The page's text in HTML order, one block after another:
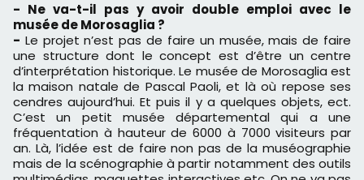
- Ne va-t-il pas y avoir double emploi avec le
musée de Morosaglia ?
- Le projet n’est pas de faire un musée, mais de faire
une structure dont le concept est d’être un centre
d’interprétation historique. Le musée de Morosaglia est
la maison natale de Pascal Paoli, et là où repose ses
cendres aujourd’hui. Et puis il y a quelques objets, ect.
C’est un petit musée départemental qui a une
fréquentation à hauteur de 6000 à 7000 visiteurs par
an. Là, l’idée est de faire non pas de la muséographie
mais de la scénographie à partir notamment des outils